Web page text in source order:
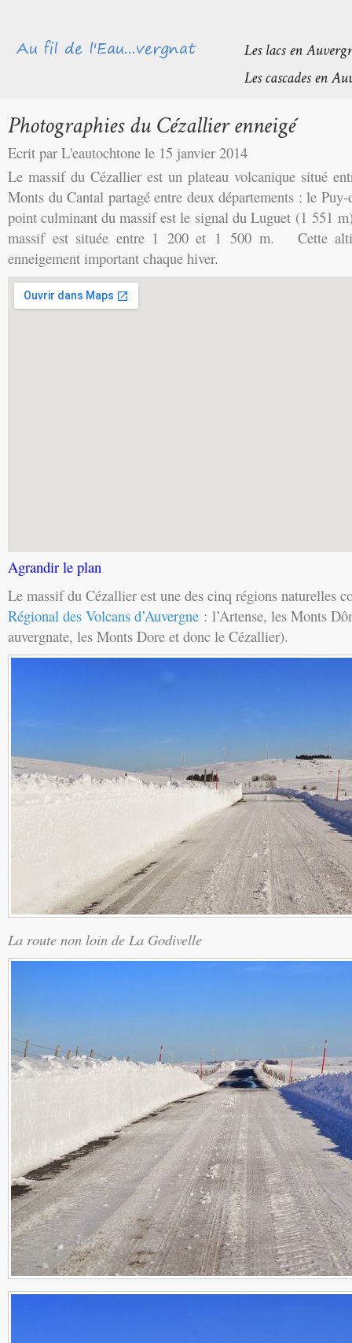
Ecrit par L'eautochtone le 15 janvier 2014
Le massif du Cézallier est un plateau volcanique situé
Monts du Cantal partagé entre deux départements : le
point culminant du massif est le signal du Luguet (1 551
massif est située entre 1 200 et 1 500 m. Cette
enneigement important chaque hiver.
Agrandir le plan
Le massif du Cézallier est une des cinq régions naturelles
Régional des Volcans d’Auvergne : l’Artense, les Monts
auvergnate, les Monts Dore et donc le Cézallier).
La route non loin de La Godivelle